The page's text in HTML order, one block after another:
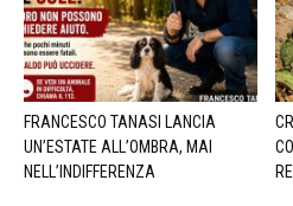
FRANCESCO TANASI LANCIA
UN’ESTATE ALL’OMBRA, MAI
NELL’INDIFFERENZA